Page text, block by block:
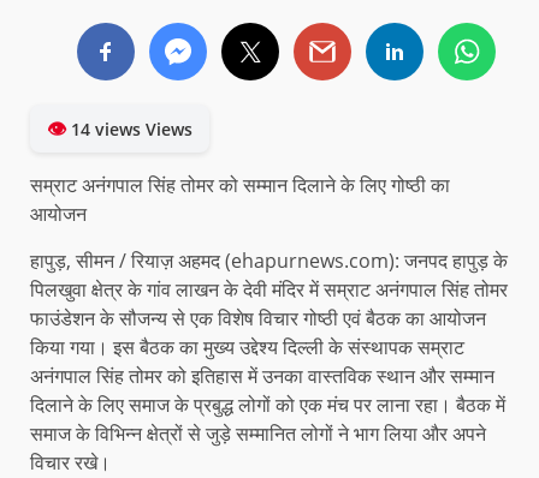
👁14 views Views
सम्राट अनंगपाल सिंह तोमर को सम्मान दिलाने के लिए गोष्ठी का
आयोजन
हापुड़, सीमन / रियाज़ अहमद (ehapurnews.com): जनपद हापुड़ के
पिलखुवा क्षेत्र के गांव लाखन के देवी मंदिर में सम्राट अनंगपाल सिंह तोमर
फाउंडेशन के सौजन्य से एक विशेष विचार गोष्ठी एवं बैठक का आयोजन
किया गया। इस बैठक का मुख्य उद्देश्य दिल्ली के संस्थापक सम्राट
अनंगपाल सिंह तोमर को इतिहास में उनका वास्तविक स्थान और सम्मान
दिलाने के लिए समाज के प्रबुद्ध लोगों को एक मंच पर लाना रहा। बैठक में
समाज के विभिन्न क्षेत्रों से जुड़े सम्मानित लोगों ने भाग लिया और अपने
विचार रखे।